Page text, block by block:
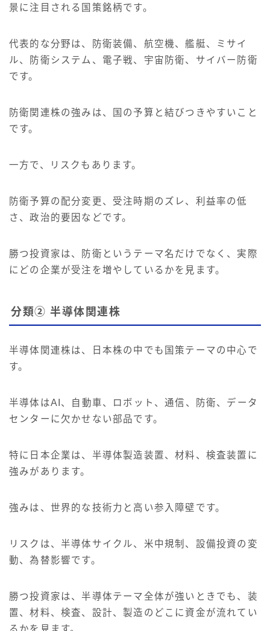
景に注目される国策銘柄です。
代表的な分野は、防衛装備、航空機、艦艇、ミサイ
ル、防衛システム、電子戦、宇宙防衛、サイバー防衛
です。
防衛関連株の強みは、国の予算と結びつきやすいこと
です。
一方で、リスクもあります。
防衛予算の配分変更、受注時期のズレ、利益率の低
さ、政治的要因などです。
勝つ投資家は、防衛というテーマ名だけでなく、実際
にどの企業が受注を増やしているかを見ます。
分類② 半導体関連株
半導体関連株は、日本株の中でも国策テーマの中心で
す。
半導体はAI、自動車、ロボット、通信、防衛、データ
センターに欠かせない部品です。
特に日本企業は、半導体製造装置、材料、検査装置に
強みがあります。
強みは、世界的な技術力と高い参入障壁です。
リスクは、半導体サイクル、米中規制、設備投資の変
動、為替影響です。
勝つ投資家は、半導体テーマ全体が強いときでも、装
置、材料、検査、設計、製造のどこに資金が流れてい
るかを見ます。